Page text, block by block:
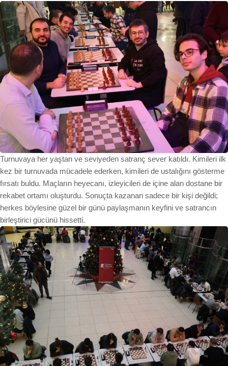
Turnuvaya her yaştan ve seviyeden satranç sever katıldı. Kimileri ilk
kez bir turnuvada mücadele ederken, kimileri de ustalığını gösterme
fırsatı buldu. Maçların heyecanı, izleyicileri de içine alan dostane bir
rekabet ortamı oluşturdu. Sonuçta kazanan sadece bir kişi değildi;
herkes böylesine güzel bir günü paylaşmanın keyfini ve satrancın
birleştirici gücünü hissetti.